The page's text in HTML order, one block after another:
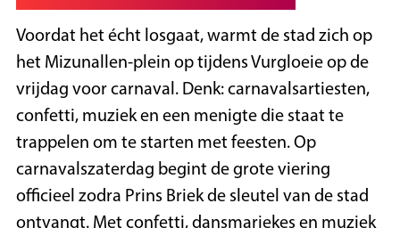
Voordat het écht losgaat, warmt de stad zich op
het Mizunallen-plein op tijdens Vurgloeie op de
vrijdag voor carnaval. Denk: carnavalsartiesten,
confetti, muziek en een menigte die staat te
trappelen om te starten met feesten. Op
carnavalszaterdag begint de grote viering
officieel zodra Prins Briek de sleutel van de stad
ontvangt. Met confetti, dansmariekes en muziek